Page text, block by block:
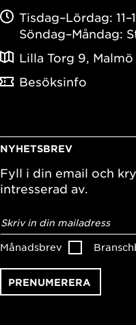
Tisdag–Lördag:
Söndag–Måndag:
Lilla Torg 9, Malmö
Besöksinfo
NYHETSBREV
Fyll i din email och
intresserad av.
postadress*
Månadsbrev